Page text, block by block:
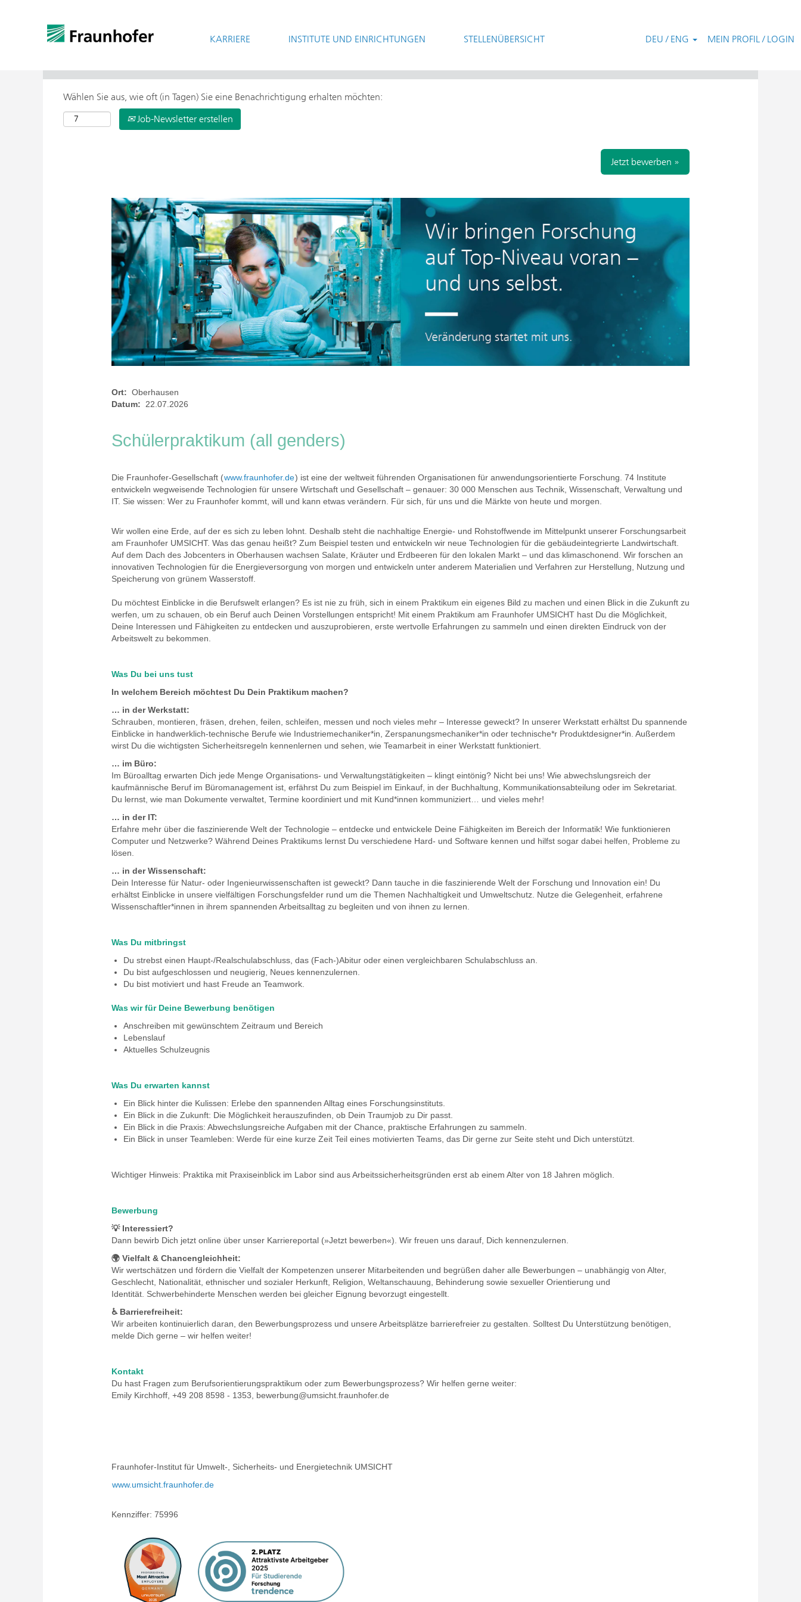
KARRIERE INSTITUTE UND EINRICHTUNGEN STELLENÜBERSICHT DEU / ENG MEIN PROFIL / LOGIN
> Weitere Suchoptionen
Wählen Sie aus, wie oft (in Tagen) Sie eine Benachrichtigung erhalten möchten:
Job-Newsletter erstellen
Jetzt bewerben »
Ort: Oberhausen
Datum: 22.07.2026
Schülerpraktikum (all genders)
Die Fraunhofer-Gesellschaft (www.fraunhofer.de) ist eine der weltweit führenden Organisationen für anwendungsorientierte Forschung. 74 Institute
entwickeln wegweisende Technologien für unsere Wirtschaft und Gesellschaft – genauer: 30 000 Menschen aus Technik, Wissenschaft, Verwaltung und
IT. Sie wissen: Wer zu Fraunhofer kommt, will und kann etwas verändern. Für sich, für uns und die Märkte von heute und morgen.
Wir wollen eine Erde, auf der es sich zu leben lohnt. Deshalb steht die nachhaltige Energie- und Rohstoffwende im Mittelpunkt unserer Forschungsarbeit
am Fraunhofer UMSICHT. Was das genau heißt? Zum Beispiel testen und entwickeln wir neue Technologien für die gebäudeintegrierte Landwirtschaft.
Auf dem Dach des Jobcenters in Oberhausen wachsen Salate, Kräuter und Erdbeeren für den lokalen Markt – und das klimaschonend. Wir forschen an
innovativen Technologien für die Energieversorgung von morgen und entwickeln unter anderem Materialien und Verfahren zur Herstellung, Nutzung und
Speicherung von grünem Wasserstoff.
Du möchtest Einblicke in die Berufswelt erlangen? Es ist nie zu früh, sich in einem Praktikum ein eigenes Bild zu machen und einen Blick in die Zukunft zu
werfen, um zu schauen, ob ein Beruf auch Deinen Vorstellungen entspricht! Mit einem Praktikum am Fraunhofer UMSICHT hast Du die Möglichkeit,
Deine Interessen und Fähigkeiten zu entdecken und auszuprobieren, erste wertvolle Erfahrungen zu sammeln und einen direkten Eindruck von der
Arbeitswelt zu bekommen.
Was Du bei uns tust
In welchem Bereich möchtest Du Dein Praktikum machen?
… in der Werkstatt:
Schrauben, montieren, fräsen, drehen, feilen, schleifen, messen und noch vieles mehr – Interesse geweckt? In unserer Werkstatt erhältst Du spannende
Einblicke in handwerklich-technische Berufe wie Industriemechaniker*in, Zerspanungsmechaniker*in oder technische*r Produktdesigner*in. Außerdem
wirst Du die wichtigsten Sicherheitsregeln kennenlernen und sehen, wie Teamarbeit in einer Werkstatt funktioniert.
… im Büro:
Im Büroalltag erwarten Dich jede Menge Organisations- und Verwaltungstätigkeiten – klingt eintönig? Nicht bei uns! Wie abwechslungsreich der
kaufmännische Beruf im Büromanagement ist, erfährst Du zum Beispiel im Einkauf, in der Buchhaltung, Kommunikationsabteilung oder im Sekretariat.
Du lernst, wie man Dokumente verwaltet, Termine koordiniert und mit Kund*innen kommuniziert… und vieles mehr!
… in der IT:
Erfahre mehr über die faszinierende Welt der Technologie – entdecke und entwickele Deine Fähigkeiten im Bereich der Informatik! Wie funktionieren
Computer und Netzwerke? Während Deines Praktikums lernst Du verschiedene Hard- und Software kennen und hilfst sogar dabei helfen, Probleme zu
lösen.
… in der Wissenschaft:
Dein Interesse für Natur- oder Ingenieurwissenschaften ist geweckt? Dann tauche in die faszinierende Welt der Forschung und Innovation ein! Du
erhältst Einblicke in unsere vielfältigen Forschungsfelder rund um die Themen Nachhaltigkeit und Umweltschutz. Nutze die Gelegenheit, erfahrene
Wissenschaftler*innen in ihrem spannenden Arbeitsalltag zu begleiten und von ihnen zu lernen.
Was Du mitbringst
Du strebst einen Haupt-/Realschulabschluss, das (Fach-)Abitur oder einen vergleichbaren Schulabschluss an.
Du bist aufgeschlossen und neugierig, Neues kennenzulernen.
Du bist motiviert und hast Freude an Teamwork.
Was wir für Deine Bewerbung benötigen
Anschreiben mit gewünschtem Zeitraum und Bereich
Lebenslauf
Aktuelles Schulzeugnis
Was Du erwarten kannst
Ein Blick hinter die Kulissen: Erlebe den spannenden Alltag eines Forschungsinstituts.
Ein Blick in die Zukunft: Die Möglichkeit herauszufinden, ob Dein Traumjob zu Dir passt.
Ein Blick in die Praxis: Abwechslungsreiche Aufgaben mit der Chance, praktische Erfahrungen zu sammeln.
Ein Blick in unser Teamleben: Werde für eine kurze Zeit Teil eines motivierten Teams, das Dir gerne zur Seite steht und Dich unterstützt.
Wichtiger Hinweis: Praktika mit Praxiseinblick im Labor sind aus Arbeitssicherheitsgründen erst ab einem Alter von 18 Jahren möglich.
Bewerbung
💡 Interessiert?
Dann bewirb Dich jetzt online über unser Karriereportal (»Jetzt bewerben«). Wir freuen uns darauf, Dich kennenzulernen.
🌍 Vielfalt & Chancengleichheit:
Wir wertschätzen und fördern die Vielfalt der Kompetenzen unserer Mitarbeitenden und begrüßen daher alle Bewerbungen – unabhängig von Alter,
Geschlecht, Nationalität, ethnischer und sozialer Herkunft, Religion, Weltanschauung, Behinderung sowie sexueller Orientierung und
Identität. Schwerbehinderte Menschen werden bei gleicher Eignung bevorzugt eingestellt.
♿ Barrierefreiheit:
Wir arbeiten kontinuierlich daran, den Bewerbungsprozess und unsere Arbeitsplätze barrierefreier zu gestalten. Solltest Du Unterstützung benötigen,
melde Dich gerne – wir helfen weiter!
Kontakt
Du hast Fragen zum Berufsorientierungspraktikum oder zum Bewerbungsprozess? Wir helfen gerne weiter:
Emily Kirchhoff, +49 208 8598 - 1353, bewerbung@umsicht.fraunhofer.de
Fraunhofer-Institut für Umwelt-, Sicherheits- und Energietechnik UMSICHT
www.umsicht.fraunhofer.de
Kennziffer: 75996